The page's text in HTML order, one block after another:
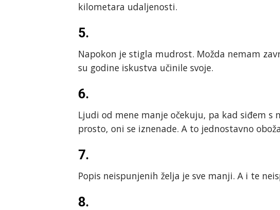
kilometara udaljenosti.
5.
Napokon je stigla mudrost. Možda nemam
su godine iskustva učinile svoje.
6.
Ljudi od mene manje očekuju, pa kad siđem
prosto, oni se iznenade. A to jednostavno
7.
Popis neispunjenih želja je sve manji. A i te
8.